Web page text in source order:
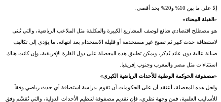
إلا على ما بين 10% و20% بحد أقصى.
«الفيلة البيضاء»
هو مصطلح اقتصادي شائع لوصف المشاريع الكبيرة والمكلفة مثل الملاعب الرياضية، والتي تُبنى
لاستضافة حدث كبير ثم تصبح غير مستخدمة أو قليلة الاستخدام بعد انتهائه، ما يؤدي إلى تكاليف
صيانة عالية دون عائد يُذكر، ويمكن تطبيق هذه المعضلة على دول القارة الإفريقية، وإن كانت هناك
استثناءات مثل مصر والمغرب وجنوب إفريقيا.
«مصفوفة الحوكمة الوطنية للأحداث الرياضية الكبرى»
ولحل هذه المعضلة، أعتقد أن على الحكومات أن تقوم بدراسة استضافة أي حدث رياضي وفقاً
للأساليب العلمية، فمن وجهة نظري، فإن تقديم مصفوفة لتنظيم الأحداث الدولية، والتي تُقسَّم وفق